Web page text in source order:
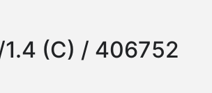
1.4 (C) / 406752